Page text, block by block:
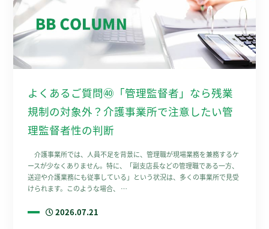
よくあるご質問㊵「管理監督者」なら残業
規制の対象外？介護事業所で注意したい管
理監督者性の判断
介護事業所では、人員不足を背景に、管理職が現場業務を兼務するケ
ースが少なくありません。特に、「副支店長などの管理職である一方、
送迎や介護業務にも従事している」という状況は、多くの事業所で見受
けられます。このような場合、 …
2026.07.21